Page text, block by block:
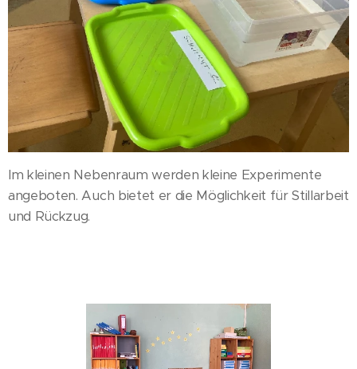
Im kleinen Nebenraum werden kleine Experimente
angeboten. Auch bietet er die Möglichkeit für Stillarbeit
und Rückzug.